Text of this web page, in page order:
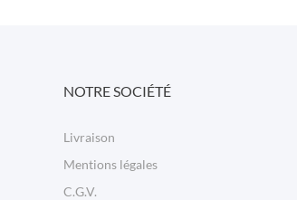
NOTRE SOCIÉTÉ
Livraison
Mentions légales
C.G.V.